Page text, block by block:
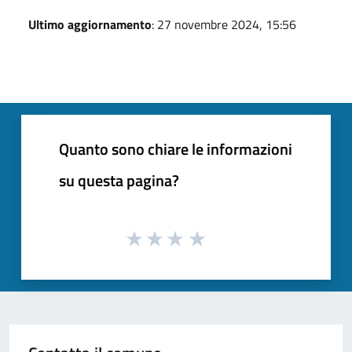
Ultimo aggiornamento: 27 novembre 2024, 15:56
Quanto sono chiare le informazioni
su questa pagina?